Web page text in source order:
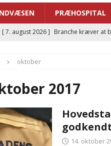
PRÆHOSPITAL
[ 7. august 2026 ] Branche kræver at
[ 6. august 2026 ]
BRANDVÆSEN
i det offentlige
PRÆHOSPITAL
[ 5. august 2026 ]
Ny ambulance og
oktober
2017
14. oktober